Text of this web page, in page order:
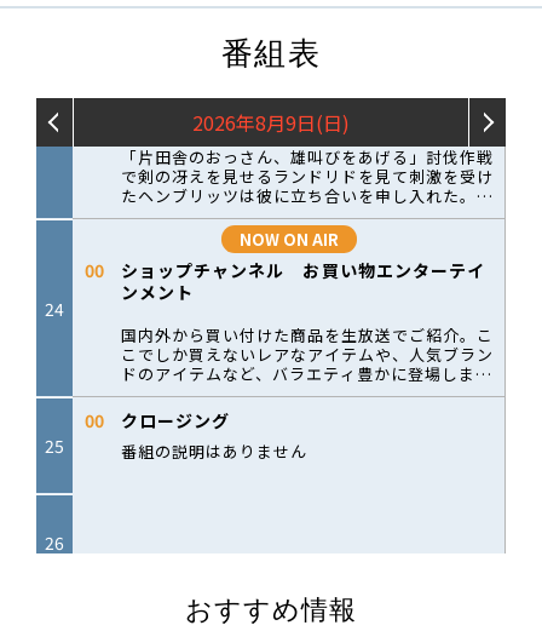
番組表
おすすめ情報